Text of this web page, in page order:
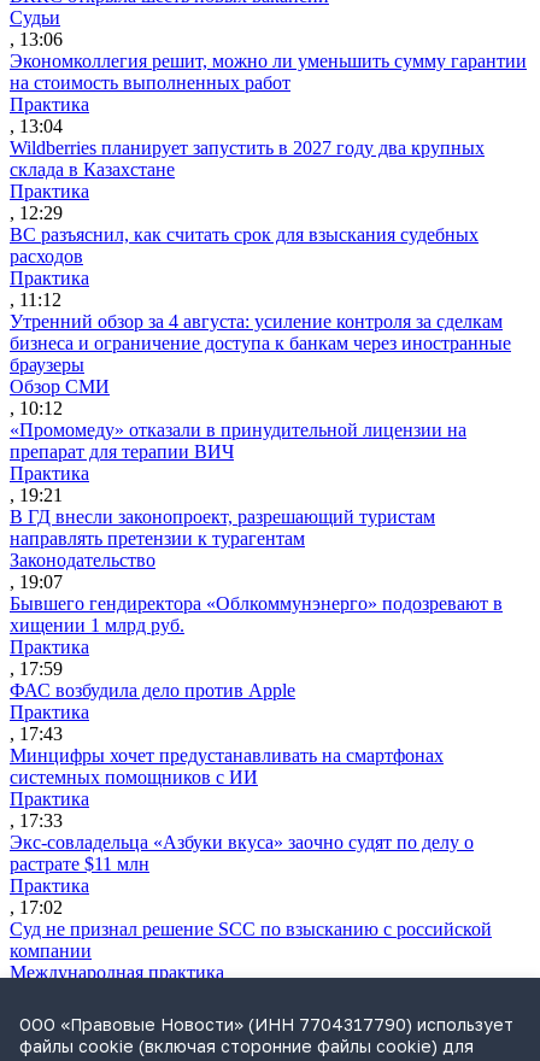
Судьи
, 13:06
Экономколлегия решит, можно ли уменьшить сумму гарантии
на стоимость выполненных работ
Практика
, 13:04
Wildberries планирует запустить в 2027 году два крупных
склада в Казахстане
Практика
, 12:29
ВС разъяснил, как считать срок для взыскания судебных
расходов
Практика
, 11:12
Утренний обзор за 4 августа: усиление контроля за сделкам
бизнеса и ограничение доступа к банкам через иностранные
браузеры
Обзор СМИ
, 10:12
«Промомеду» отказали в принудительной лицензии на
препарат для терапии ВИЧ
Практика
, 19:21
В ГД внесли законопроект, разрешающий туристам
направлять претензии к турагентам
Законодательство
, 19:07
Бывшего гендиректора «Облкоммунэнерго» подозревают в
хищении 1 млрд руб.
Практика
, 17:59
ФАС возбудила дело против Apple
Практика
, 17:43
Минцифры хочет предустанавливать на смартфонах
системных помощников с ИИ
Практика
, 17:33
Экс-совладельца «Азбуки вкуса» заочно судят по делу о
растрате $11 млн
Практика
, 17:02
Суд не признал решение SCC по взысканию с российской
компании
Международная практика
Дроны могут начать применять для фиксации нарушений
ПДД
ООО «Правовые Новости» (ИНН 7704317790) использует
файлы cookie (включая сторонние файлы cookie) для